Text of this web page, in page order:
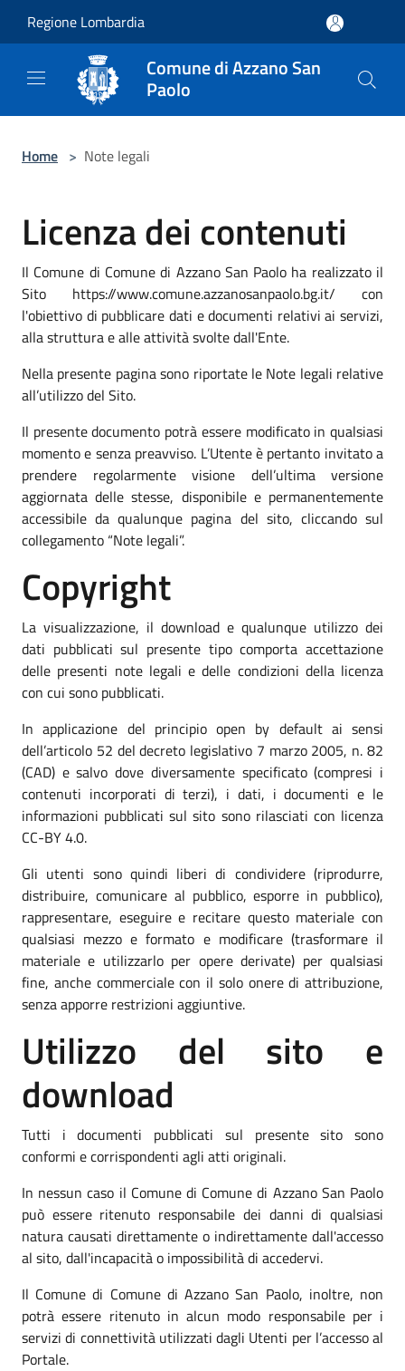
Regione Lombardia
Comune di Azzano San
Paolo
Home > Note legali
Licenza dei contenuti
Il Comune di Comune di Azzano San Paolo ha realizzato il
Sito https://www.comune.azzanosanpaolo.bg.it/ con
l'obiettivo di pubblicare dati e documenti relativi ai servizi,
alla struttura e alle attività svolte dall'Ente.
Nella presente pagina sono riportate le Note legali relative
all’utilizzo del Sito.
Il presente documento potrà essere modificato in qualsiasi
momento e senza preavviso. L’Utente è pertanto invitato a
prendere regolarmente visione dell’ultima versione
aggiornata delle stesse, disponibile e permanentemente
accessibile da qualunque pagina del sito, cliccando sul
collegamento “Note legali”.
Copyright
La visualizzazione, il download e qualunque utilizzo dei
dati pubblicati sul presente tipo comporta accettazione
delle presenti note legali e delle condizioni della licenza
con cui sono pubblicati.
In applicazione del principio open by default ai sensi
dell’articolo 52 del decreto legislativo 7 marzo 2005, n. 82
(CAD) e salvo dove diversamente specificato (compresi i
contenuti incorporati di terzi), i dati, i documenti e le
informazioni pubblicati sul sito sono rilasciati con licenza
CC-BY 4.0.
Gli utenti sono quindi liberi di condividere (riprodurre,
distribuire, comunicare al pubblico, esporre in pubblico),
rappresentare, eseguire e recitare questo materiale con
qualsiasi mezzo e formato e modificare (trasformare il
materiale e utilizzarlo per opere derivate) per qualsiasi
fine, anche commerciale con il solo onere di attribuzione,
senza apporre restrizioni aggiuntive.
Utilizzo del sito e
download
Tutti i documenti pubblicati sul presente sito sono
conformi e corrispondenti agli atti originali.
In nessun caso il Comune di Comune di Azzano San Paolo
può essere ritenuto responsabile dei danni di qualsiasi
natura causati direttamente o indirettamente dall'accesso
al sito, dall'incapacità o impossibilità di accedervi.
Il Comune di Comune di Azzano San Paolo, inoltre, non
potrà essere ritenuto in alcun modo responsabile per i
servizi di connettività utilizzati dagli Utenti per l’accesso al
Portale.